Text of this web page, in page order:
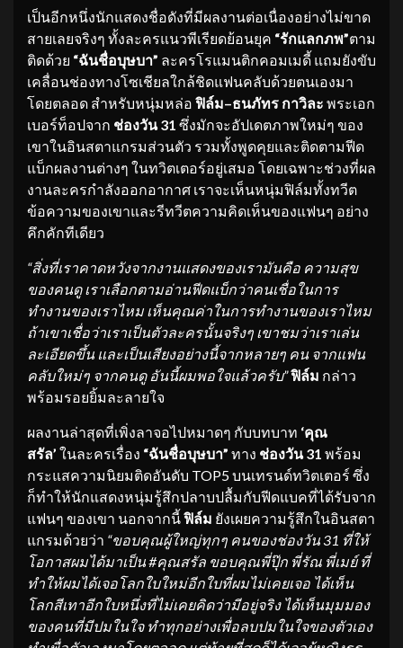
เป็นอีกหนึ่งนักแสดงชื่อดังที่มีผลงานต่อเนื่องอย่างไม่ขาด
สายเลยจริงๆ ทั้งละครแนวพีเรียดย้อนยุค “รักแลกภพ”ตาม
ติดด้วย “ฉันชื่อบุษบา” ละครโรแมนติกคอมเมดี้ แถมยังขับ
เคลื่อนช่องทางโซเชียลใกล้ชิดแฟนคลับด้วยตนเองมา
โดยตลอด สำหรับหนุ่มหล่อ ฟิล์ม–ธนภัทร กาวิละ พระเอก
เบอร์ท็อปจาก ช่องวัน 31 ซึ่งมักจะอัปเดตภาพใหม่ๆ ของ
เขาในอินสตาแกรมส่วนตัว รวมทั้งพูดคุยและติดตามฟีด
แบ็กผลงานต่างๆ ในทวิตเตอร์อยู่เสมอ โดยเฉพาะช่วงที่ผล
งานละครกำลังออกอากาศ เราจะเห็นหนุ่มฟิล์มทั้งทวีต
ข้อความของเขาและรีทวีตความคิดเห็นของแฟนๆ อย่าง
คึกคักทีเดียว
“สิ่งที่เราคาดหวังจากงานแสดงของเรามันคือ ความสุข
ของคนดู เราเลือกตามอ่านฟีดแบ็กว่าคนเชื่อในการ
ทำงานของเราไหม เห็นคุณค่าในการทำงานของเราไหม
ถ้าเขาเชื่อว่าเราเป็นตัวละครนั้นจริงๆ เขาชมว่าเราเล่น
ละเอียดขึ้น และเป็นเสียงอย่างนี้จากหลายๆ คน จากแฟน
คลับใหม่ๆ จากคนดู อันนี้ผมพอใจแล้วครับ”ฟิล์ม กล่าว
พร้อมรอยยิ้มละลายใจ
ผลงานล่าสุดที่เพิ่งลาจอไปหมาดๆ กับบทบาท ‘คุณ
สรัล’ ในละครเรื่อง “ฉันชื่อบุษบา” ทาง ช่องวัน 31 พร้อม
กระแสความนิยมติดอันดับ TOP5 บนเทรนด์ทวิตเตอร์ ซึ่ง
ก็ทำให้นักแสดงหนุ่มรู้สึกปลาบปลื้มกับฟีดแบคที่ได้รับจาก
แฟนๆ ของเขา นอกจากนี้ฟิล์ม ยังเผยความรู้สึกในอินสตา
แกรมด้วยว่า “ขอบคุณผู้ใหญ่ทุกๆ คนของช่องวัน 31 ที่ให้
โอกาสผมได้มาเป็น#คุณสรัล ขอบคุณพี่ปุ๊ก พี่รัณ พี่เมย์ ที่
ทำให้ผมได้เจอโลกใบใหม่อีกใบที่ผมไม่เคยเจอ ได้เห็น
โลกสีเทาอีกใบหนึ่งที่ไม่เคยคิดว่ามีอยู่จริง ได้เห็นมุมมอง
ของคนที่มีปมในใจ ทำทุกอย่างเพื่อลบปมในใจของตัวเอง